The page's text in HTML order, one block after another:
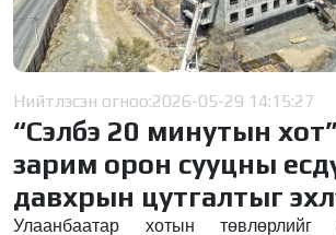
Нийтлэсэн огноо:2026-05-29 14:15:27
“Сэлбэ 20 минутын
зарим орон сууцны
давхрын цутгалтыг
Улаанбаатар хотын төвлөрлийг